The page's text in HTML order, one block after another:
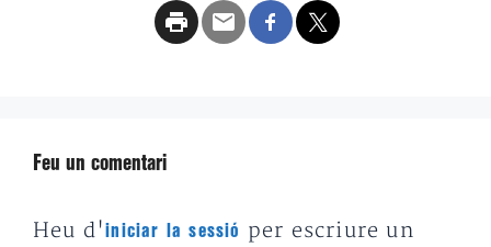
Feu un comentari
Heu d'iniciar la sessió
per escriure un